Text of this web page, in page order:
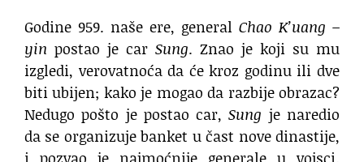
Godine 959. naše ere, general Chao K’uang –
yin postao je car Sung. Znao je koji su mu
izgledi, verovatnoća da će kroz godinu ili dve
biti ubijen; kako je mogao da razbije obrazac?
Nedugo pošto je postao car,Sung je naredio
da se organizuje banket u čast nove dinastije,
i pozvao je najmoćnije generale u vojsci.